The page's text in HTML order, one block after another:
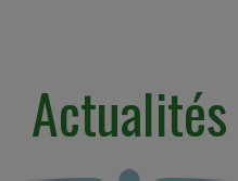
Actualités